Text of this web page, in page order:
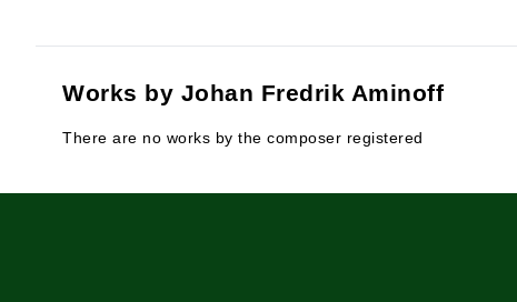
Works by Johan Fredrik Aminoff
There are no works by the composer registered